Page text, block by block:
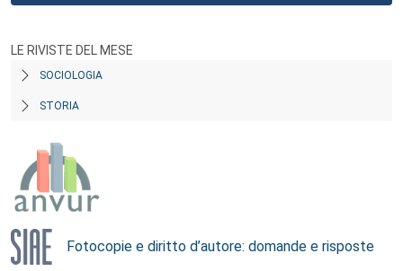
LE RIVISTE DEL MESE
SOCIOLOGIA
STORIA
Fotocopie e diritto d’autore: domande e risposte